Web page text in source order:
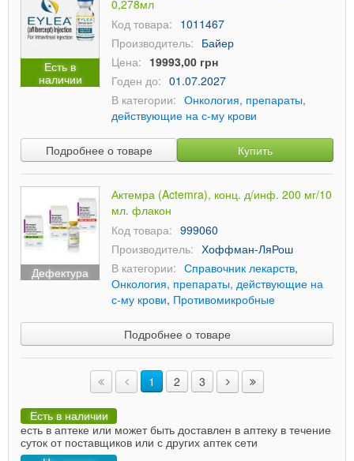
Есть в
наличии
0,278мл
Код товара: 1011467
Производитель: Байер
Цена: 19993,00 грн
Годен до: 01.07.2027
В категории: Онкология, препараты,
действующие на с-му крови
Подробнее о товаре Купить
Дефектура
Актемра (Actemra), конц. д/инф. 200 мг/10
мл. флакон
Код товара: 999060
Производитель: Хоффман-ЛяРош
В категории: Справочник лекарств,
Онкология, препараты, действующие на
с-му крови, Противомикробные
Подробнее о товаре
1 2 3
Есть в наличии
есть в аптеке или может быть доставлен в аптеку в течение
суток от поставщиков или с других аптек сети